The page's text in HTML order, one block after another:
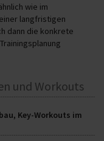
wie im
langfristigen
dann die konkrete
und Workouts
Key-Workouts im